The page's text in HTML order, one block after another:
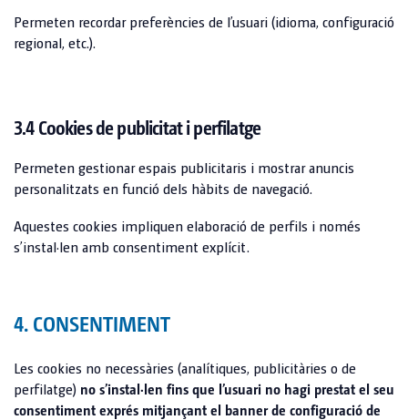
Permeten recordar preferències de l’usuari (idioma, configuració
regional, etc.).
3.4 Cookies de publicitat i perfilatge
Permeten gestionar espais publicitaris i mostrar anuncis
personalitzats en funció dels hàbits de navegació.
Aquestes cookies impliquen elaboració de perfils i només
s’instal·len amb consentiment explícit.
4. CONSENTIMENT
Les cookies no necessàries (analítiques, publicitàries o de
perfilatge) no s’instal·len fins que l’usuari no hagi prestat el seu
consentiment exprés mitjançant el banner de configuració de